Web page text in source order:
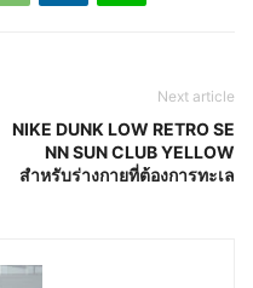
Next article
NIKE DUNK LOW RETRO SE
NN SUN CLUB YELLOW
สำหรับร่างกายที่ต้องการทะเล